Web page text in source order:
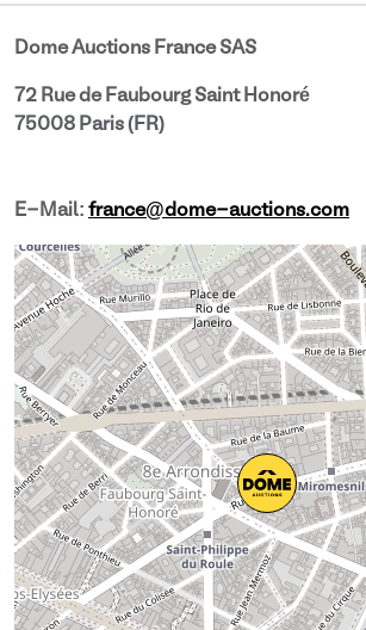
Dome Auctions France SAS
72 Rue de Faubourg Saint Honoré
75008 Paris (FR)
E-Mail: france@dome-auctions.com